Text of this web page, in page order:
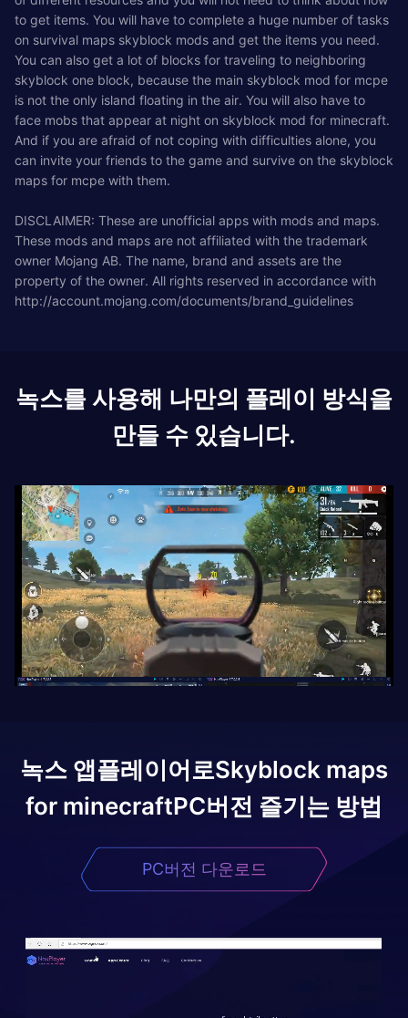
to get items. You will have to complete a huge number of tasks
on survival maps skyblock mods and get the items you need.
You can also get a lot of blocks for traveling to neighboring
skyblock one block, because the main skyblock mod for mcpe
is not the only island floating in the air. You will also have to
face mobs that appear at night on skyblock mod for minecraft.
And if you are afraid of not coping with difficulties alone, you
can invite your friends to the game and survive on the skyblock
maps for mcpe with them.
DISCLAIMER: These are unofficial apps with mods and maps.
These mods and maps are not affiliated with the trademark
owner Mojang AB. The name, brand and assets are the
property of the owner. All rights reserved in accordance with
http://account.mojang.com/documents/brand_guidelines
녹스를 사용해 나만의 플레이 방식을
만들 수 있습니다.
녹스 앱플레이어로Skyblock maps
for minecraftPC버전 즐기는 방법
PC버전 다운로드